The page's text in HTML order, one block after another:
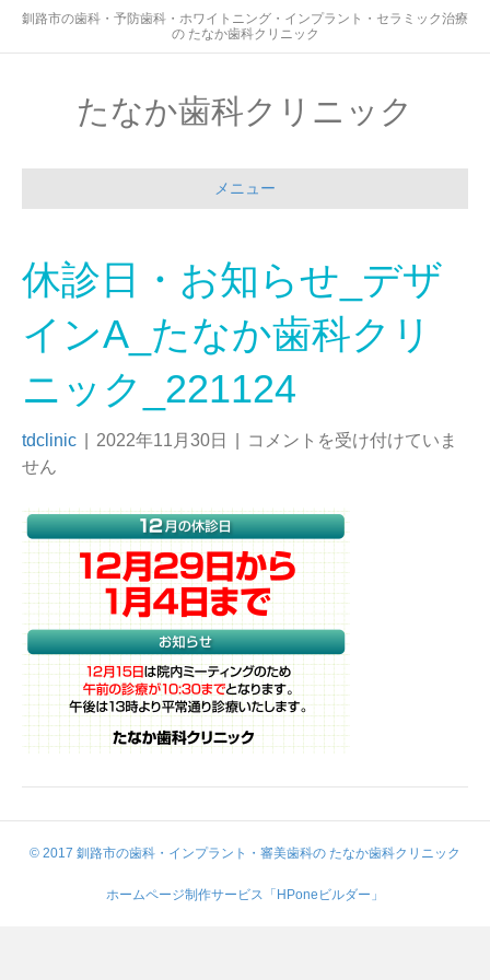
釧路市の歯科・予防歯科・ホワイトニング・インプラント・セラミック治療
の たなか歯科クリニック
たなか歯科クリニック
メニュー
休診日・お知らせ_デザ
インA_たなか歯科クリ
ニック_221124
tdclinic 2022年11月30日
コメントを受け付けていま
せん
© 2017 釧路市の歯科・インプラント・審美歯科の たなか歯科クリニック
ホームページ制作サービス「HPoneビルダー」